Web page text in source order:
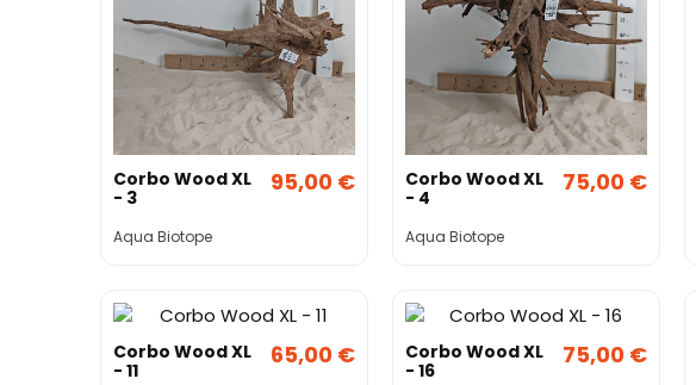
Corbo Wood XL
- 3
Aqua Biotope
95,00 €
Corbo Wood XL
- 4
Aqua Biotope
75,00 €
Corbo Wood XL
- 11
65,00 €
Corbo Wood XL
- 16
75,00 €